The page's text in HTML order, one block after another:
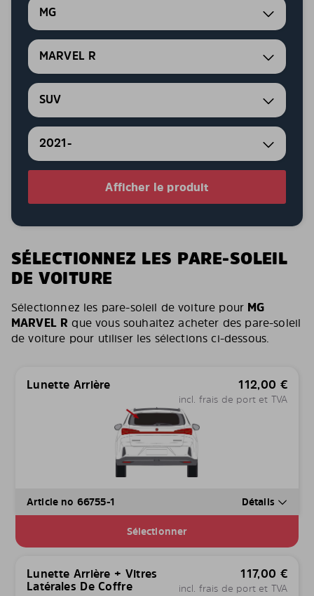
MG
MARVEL R
SUV
2021-
Afficher le produit
SÉLECTIONNEZ LES PARE-SOLEIL
DE VOITURE
Sélectionnez les pare-soleil de voiture pour MG
MARVEL R que vous souhaitez acheter des pare-soleil
de voiture pour utiliser les sélections ci-dessous.
Lunette Arrière 112,00 €
incl. frais de port et TVA
Article no 66755-1 Détails
Sélectionner
Lunette Arrière + Vitres
Latérales De Coffre
117,00 €
incl. frais de port et TVA